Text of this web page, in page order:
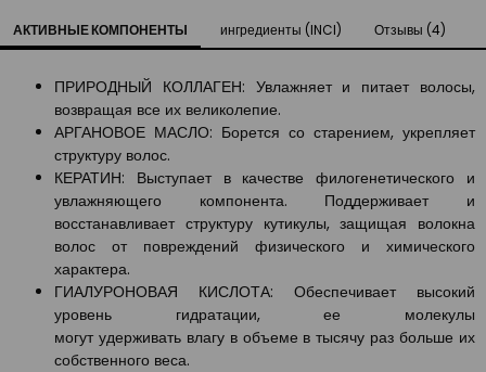
АКТИВНЫЕ КОМПОНЕНТЫ ингредиенты (INCI) Отзывы (4)
ПРИРОДНЫЙ КОЛЛАГЕН: Увлажняет и питает волосы,
возвращая все их великолепие.
АРГАНОВОЕ МАСЛО: Борется со старением, укрепляет
структуру волос.
КЕРАТИН: Выступает в качестве филогенетического и
увлажняющего компонента. Поддерживает и
восстанавливает структуру кутикулы, защищая волокна
волос от повреждений физического и химического
характера.
ГИАЛУРОНОВАЯ КИСЛОТА: Обеспечивает высокий
уровень гидратации, ее молекулы
могут удерживать влагу в объеме в тысячу раз больше их
собственного веса.